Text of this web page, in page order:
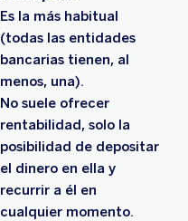
Es la más habitual
(todas las entidades
bancarias tienen, al
menos, una).
No suele ofrecer
rentabilidad, solo la
posibilidad de depositar
el dinero en ella y
recurrir a él en
cualquier momento.